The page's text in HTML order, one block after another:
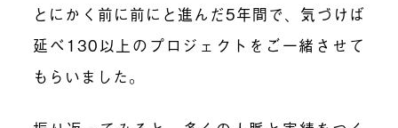
とにかく前に前にと進んだ5年間で、気づけば
延べ130以上のプロジェクトをご一緒させて
もらいました。